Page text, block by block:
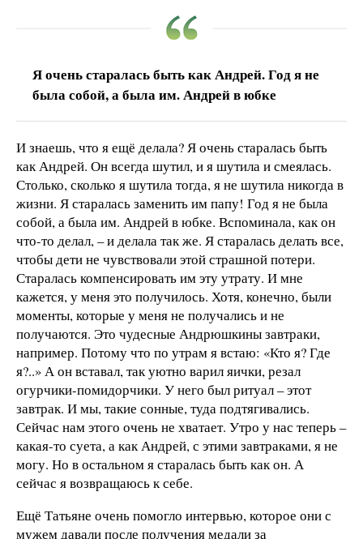
Я очень старалась быть как Андрей. Год я не
была собой, а была им. Андрей в юбке
И знаешь, что я ещё делала? Я очень старалась быть
как Андрей. Он всегда шутил, и я шутила и смеялась.
Столько, сколько я шутила тогда, я не шутила никогда в
жизни. Я старалась заменить им папу! Год я не была
собой, а была им. Андрей в юбке. Вспоминала, как он
что-то делал, – и делала так же. Я старалась делать все,
чтобы дети не чувствовали этой страшной потери.
Старалась компенсировать им эту утрату. И мне
кажется, у меня это получилось. Хотя, конечно, были
моменты, которые у меня не получались и не
получаются. Это чудесные Андрюшкины завтраки,
например. Потому что по утрам я встаю: «Кто я? Где
я?..» А он вставал, так уютно варил яички, резал
огурчики-помидорчики. У него был ритуал – этот
завтрак. И мы, такие сонные, туда подтягивались.
Сейчас нам этого очень не хватает. Утро у нас теперь –
какая-то суета, а как Андрей, с этими завтраками, я не
могу. Но в остальном я старалась быть как он. А
сейчас я возвращаюсь к себе.
Ещё Татьяне очень помогло интервью, которое они с
мужем давали после получения медали за